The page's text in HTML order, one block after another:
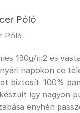
Póló
Póló
160g/m2 es
napokon de
biztosít. 100%
így nagyon
enyhén